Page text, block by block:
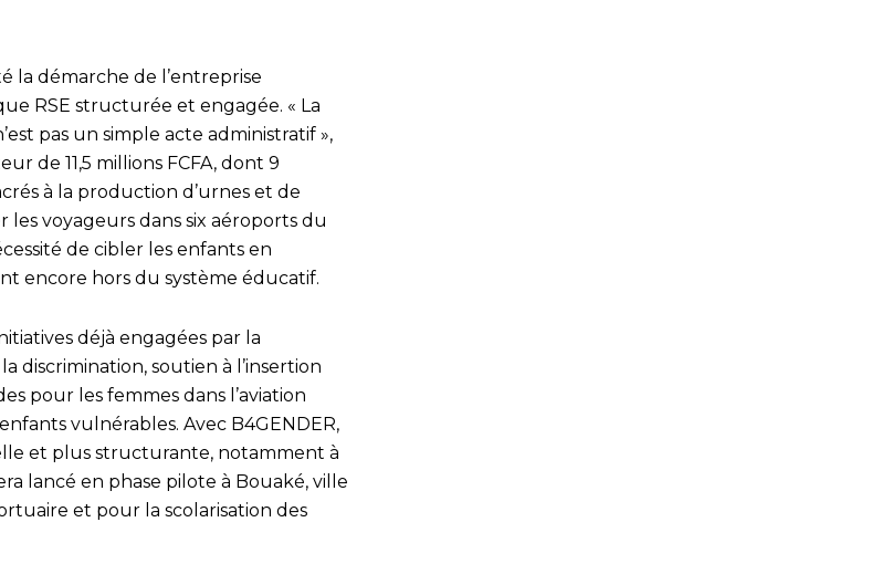
la démarche de l’entreprise
RSE structurée et engagée. « La
pas un simple acte administratif »,
de 11,5 millions FCFA, dont 9
à la production d’urnes et de
les voyageurs dans six aéroports du
de cibler les enfants en
encore hors du système éducatif.
déjà engagées par la
discrimination, soutien à l’insertion
pour les femmes dans l’aviation
vulnérables. Avec B4GENDER,
et plus structurante, notamment à
lancé en phase pilote à Bouaké, ville
et pour la scolarisation des